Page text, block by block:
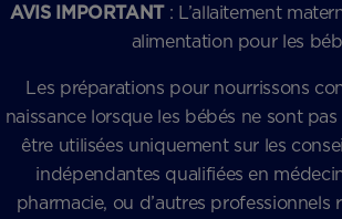
AVIS IMPORTANT : L’allaitement
alimentation pour les
Les préparations pour nourrissons
naissance lorsque les bébés ne sont
être utilisées uniquement sur les
indépendantes qualifiées en
pharmacie, ou d’autres professionnels